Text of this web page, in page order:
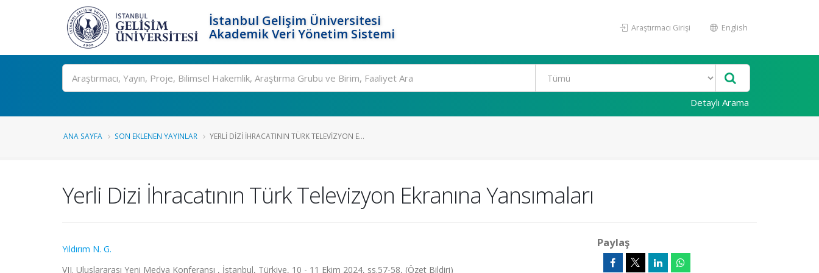
İstanbul Gelişim Üniversitesi
Akademik Veri Yönetim Sistemi
Araştırmacı Girişi English
Ara
Detaylı Arama
ANA SAYFA SON EKLENEN YAYINLAR YERLI DIZI İHRACATININ TÜRK TELEVIZYON E...
Yerli Dizi İhracatının Türk Televizyon Ekranına Yansımaları
Yıldırım N. G.
VII. Uluslararası Yeni Medya Konferansı , İstanbul, Türkiye, 10 - 11 Ekim 2024, ss.57-58, (Özet Bildiri)
Paylaş